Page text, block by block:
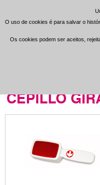
O uso de cookies é para salvar o
Os cookies podem ser aceitos,
O uso de cookies é para salvar o
Os cookies podem ser aceitos,
CEPILLO